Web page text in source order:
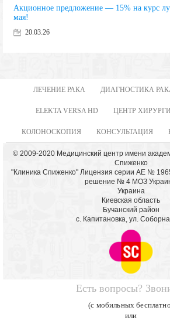
Акционное предложение — 15% на курс
мая!
20.03.26
ЛЕЧЕНИЕ РАКА ДИАГНОСТИКА
ELEKTA VERSA HD ЦЕНТР
КОЛОНОСКОПИЯ КОНСУЛЬТАЦИЯ
© 2009-2020 Медицинский центр имени
Спиженко
"Клиника Спиженко" Лицензия серии АЕ №
решение № 4 МОЗ
Украина
Киевская область
Бучанский район
с. Капитановка, ул.
Есть вопросы?
(с мобильных
или